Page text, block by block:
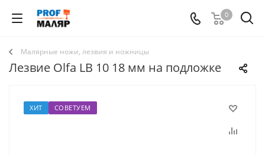
0
Малярные ножи, лезвия и ножницы
Лезвие Olfa LB 10 18 мм на подложке
ХИТ СОВЕТУЕМ